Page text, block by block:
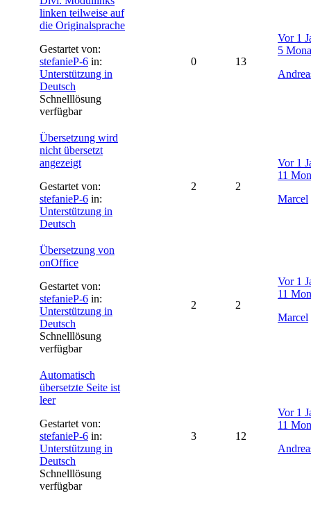
linken teilweise auf
die Originalsprache
Gestartet von:
stefanieP-6 in:
Unterstützung in
Deutsch
Schnelllösung
verfügbar
0 13
Vor 1
5
Übersetzung wird
nicht übersetzt
angezeigt
Gestartet von:
stefanieP-6 in:
Unterstützung in
Deutsch
2 2
Vor 1
11
Marcel
Übersetzung von
onOffice
Gestartet von:
stefanieP-6 in:
Unterstützung in
Deutsch
Schnelllösung
verfügbar
2 2
Vor 1
11
Marcel
Automatisch
übersetzte Seite ist
leer
Gestartet von:
stefanieP-6 in:
Unterstützung in
Deutsch
Schnelllösung
verfügbar
3 12
Vor 1
11